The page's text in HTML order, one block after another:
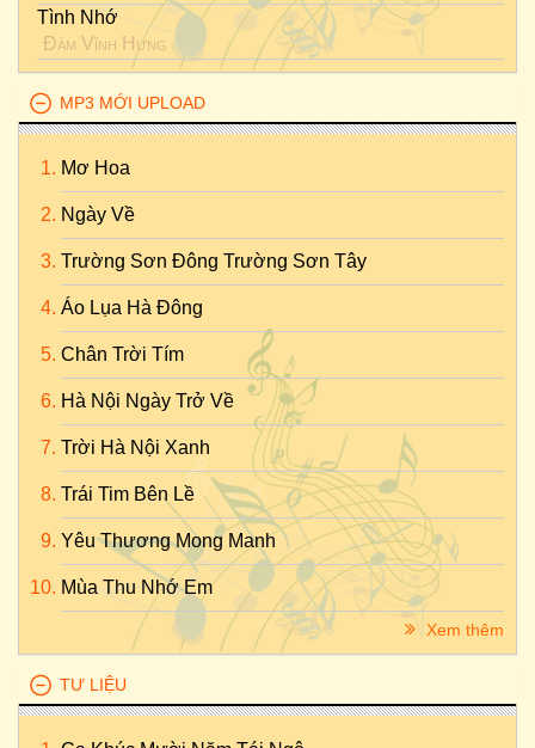
Tình Nhớ
Đàm Vĩnh Hưng
MP3 MỚI UPLOAD
Mơ Hoa
Ngày Về
Trường Sơn Đông Trường Sơn Tây
Áo Lụa Hà Đông
Chân Trời Tím
Hà Nội Ngày Trở Về
Trời Hà Nội Xanh
Trái Tim Bên Lề
Yêu Thương Mong Manh
Mùa Thu Nhớ Em
Xem thêm
TƯ LIỆU